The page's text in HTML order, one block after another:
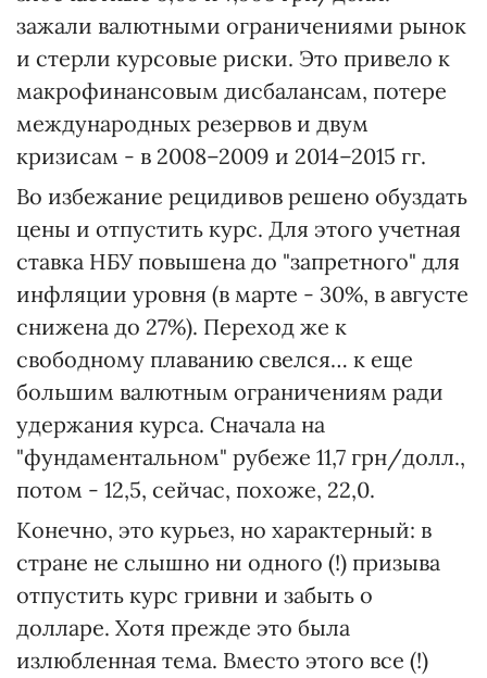
зажали валютными ограничениями рынок
и стерли курсовые риски. Это привело к
макрофинансовым дисбалансам, потере
международных резервов и двум
кризисам - в 2008–2009 и 2014–2015 гг.
Во избежание рецидивов решено обуздать
цены и отпустить курс. Для этого учетная
ставка НБУ повышена до "запретного" для
инфляции уровня (в марте - 30%, в августе
снижена до 27%). Переход же к
свободному плаванию свелся… к еще
большим валютным ограничениям ради
удержания курса. Сначала на
"фундаментальном" рубеже 11,7 грн/долл.,
потом - 12,5, сейчас, похоже, 22,0.
Конечно, это курьез, но характерный: в
стране не слышно ни одного (!) призыва
отпустить курс гривни и забыть о
долларе. Хотя прежде это была
излюбленная тема. Вместо этого все (!)